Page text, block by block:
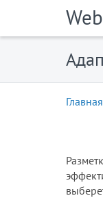
Web
Главная